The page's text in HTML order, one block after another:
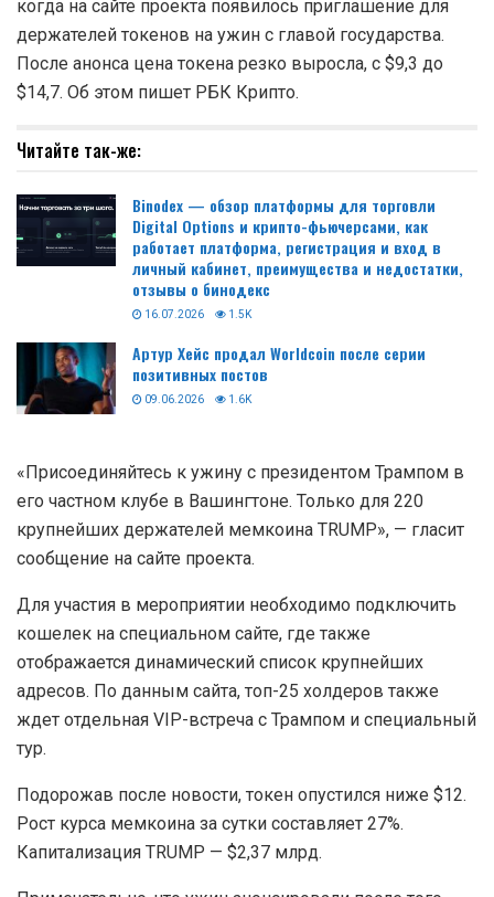
когда на сайте проекта появилось приглашение для
держателей токенов на ужин с главой государства.
После анонса цена токена резко выросла, с $9,3 до
$14,7. Об этом пишет РБК Крипто.
Читайте так-же:
Binodex — обзор платформы для торговли
Digital Options и крипто-фьючерсами, как
работает платформа, регистрация и вход в
личный кабинет, преимущества и недостатки,
отзывы о бинодекс
16.07.2026 1.5K
Артур Хейс продал Worldcoin после серии
позитивных постов
09.06.2026 1.6K
«Присоединяйтесь к ужину с президентом Трампом в
его частном клубе в Вашингтоне. Только для 220
крупнейших держателей мемкоина TRUMP», — гласит
сообщение на сайте проекта.
Для участия в мероприятии необходимо подключить
кошелек на специальном сайте, где также
отображается динамический список крупнейших
адресов. По данным сайта, топ-25 холдеров также
ждет отдельная VIP-встреча с Трампом и специальный
тур.
Подорожав после новости, токен опустился ниже $12.
Рост курса мемкоина за сутки составляет 27%.
Капитализация TRUMP — $2,37 млрд.